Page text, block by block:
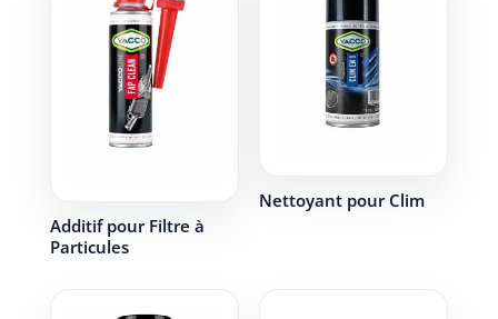
Additif pour Filtre à
Particules
Nettoyant pour Clim